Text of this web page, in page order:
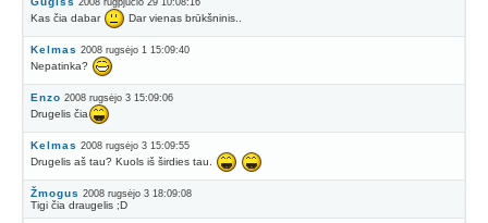
Kas čia dabar Dar vienas brūkšninis..
Kelmas 2008 rugsėjo 1 15:09:40
Nepatinka?
Enzo 2008 rugsėjo 3 15:09:06
Drugelis čia
Kelmas 2008 rugsėjo 3 15:09:55
Drugelis aš tau? Kuols iš širdies tau.
Žmogus 2008 rugsėjo 3 18:09:08
Tigi čia draugelis ;D